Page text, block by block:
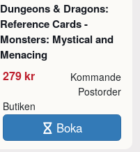
Dungeons & Dragons:
Reference Cards -
Monsters: Mystical and
Menacing
279 kr Kommande
Butiken
Postorder
Boka